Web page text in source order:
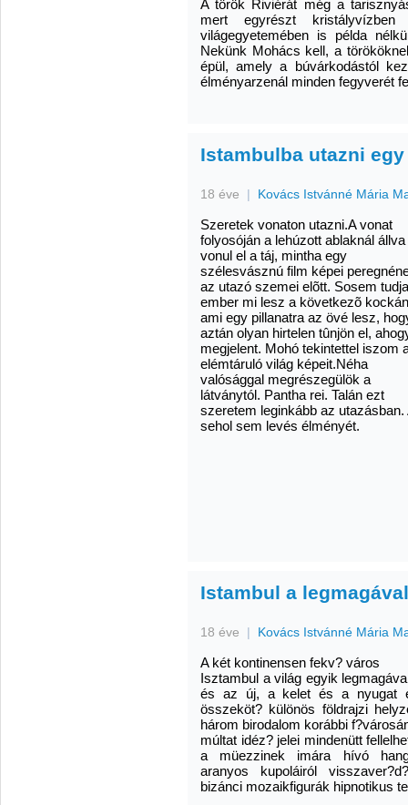
A török Riviérát még a
mert egyrészt
világegyetemében is példa
Nekünk Mohács kell, a
épül, amely a búvárkodástól
élményarzenál minden fegyverét
Istambulba utazni
18 éve | Kovács Istvánné Mária
Szeretek vonaton utazni.A vonat
folyosóján a lehúzott ablaknál
vonul el a táj, mintha egy
szélesvásznú film képei
az utazó szemei elõtt. Sosem
ember mi lesz a következõ
ami egy pillanatra az övé lesz,
aztán olyan hirtelen tûnjön el,
megjelent. Mohó tekintettel iszom
elémtáruló világ képeit.Néha
valósággal megrészegülök a
látványtól. Pantha rei. Talán ezt
szeretem leginkább az utazásban.
sehol sem levés élményét.
Istambul a
18 éve | Kovács Istvánné Mária
A két kontinensen fekv? város
Isztambul a világ egyik
és az új, a kelet és a nyugat
összeköt? különös földrajzi
három birodalom korábbi
múltat idéz? jelei mindenütt
a müezzinek imára hívó
aranyos kupoláiról
bizánci mozaikfigurák hipnotikus